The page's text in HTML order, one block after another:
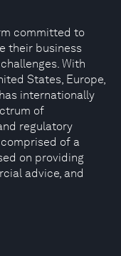
committed to
their business
With
States, Europe,
internationally
of
regulatory
of a
on providing
advice, and